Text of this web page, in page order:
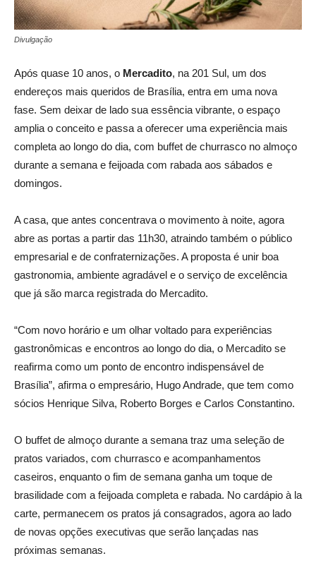
Divulgação
Após quase 10 anos, o Mercadito, na 201 Sul, um dos
endereços mais queridos de Brasília, entra em uma nova
fase. Sem deixar de lado sua essência vibrante, o espaço
amplia o conceito e passa a oferecer uma experiência mais
completa ao longo do dia, com buffet de churrasco no almoço
durante a semana e feijoada com rabada aos sábados e
domingos.
A casa, que antes concentrava o movimento à noite, agora
abre as portas a partir das 11h30, atraindo também o público
empresarial e de confraternizações. A proposta é unir boa
gastronomia, ambiente agradável e o serviço de excelência
que já são marca registrada do Mercadito.
“Com novo horário e um olhar voltado para experiências
gastronômicas e encontros ao longo do dia, o Mercadito se
reafirma como um ponto de encontro indispensável de
Brasília”, afirma o empresário, Hugo Andrade, que tem como
sócios Henrique Silva, Roberto Borges e Carlos Constantino.
O buffet de almoço durante a semana traz uma seleção de
pratos variados, com churrasco e acompanhamentos
caseiros, enquanto o fim de semana ganha um toque de
brasilidade com a feijoada completa e rabada. No cardápio à la
carte, permanecem os pratos já consagrados, agora ao lado
de novas opções executivas que serão lançadas nas
próximas semanas.